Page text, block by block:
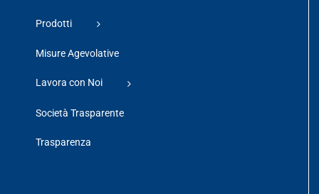
Prodotti
Misure Agevolative
Lavora con Noi
Società Trasparente
Trasparenza